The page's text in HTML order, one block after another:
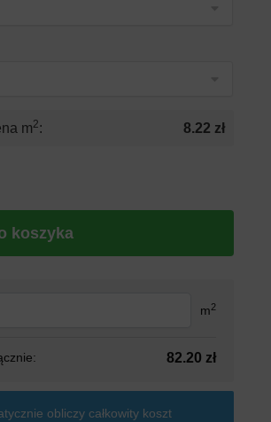
m2: 8.22 zł
koszyka
m2
82.20 zł
obliczy całkowity koszt